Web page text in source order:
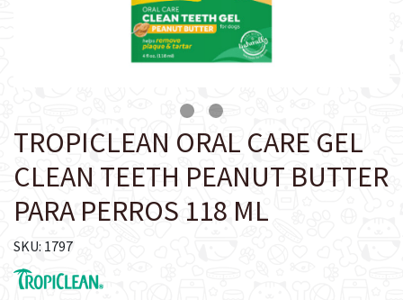
TROPICLEAN ORAL CARE GEL
CLEAN TEETH PEANUT BUTTER
PARA PERROS 118 ML
SKU: 1797